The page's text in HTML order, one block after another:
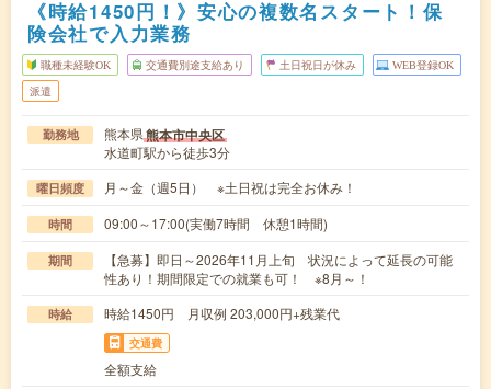
《時給1450円！》安心の複数名スタート！保
険会社で入力業務
職種未経験OK 交通費別途支給あり 土日祝日が休み WEB登録OK
派遣
勤務地 熊本県熊本市中央区
水道町駅から徒歩3分
曜日頻度 月～金（週5日） ※土日祝は完全お休み！
時間 09:00～17:00(実働7時間 休憩1時間)
期間
【急募】即日～2026年11月上旬 状況によって延長の可能
性あり！期間限定での就業も可！ ※8月～！
時給 時給1450円 月収例 203,000円+残業代
交通費
全額支給